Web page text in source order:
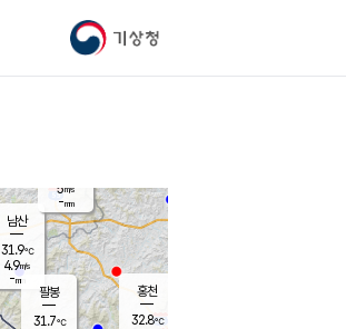
기상청
남산
31.9℃
4.9m/s
-mm
팔봉
31.7℃
홍천
32.8℃
5m/s
-mm